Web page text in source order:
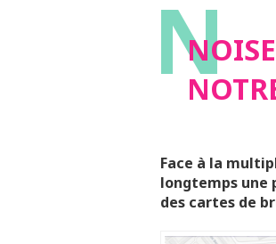
N
Face à la
longtemps une
des cartes de